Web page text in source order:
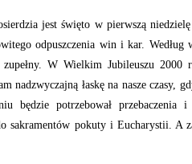
jest święto w pierwszą
odpuszczenia win i kar.
W Wielkim Jubileuszu 2000
nadzwyczajną łaskę na nasze czasy,
potrzebował przebaczenia i
sakramentów pokuty i Eucharystii. A